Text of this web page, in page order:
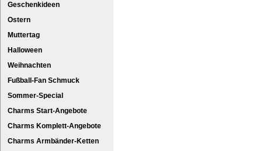
Geschenkideen
Ostern
Muttertag
Halloween
Weihnachten
Fußball-Fan Schmuck
Sommer-Special
Charms Start-Angebote
Charms Komplett-Angebote
Charms Armbänder-Ketten